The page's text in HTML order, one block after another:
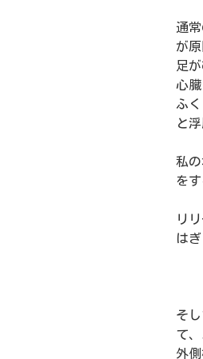
通
が原
足
心
ふ
と
私
を
リ
は
そ
て
外